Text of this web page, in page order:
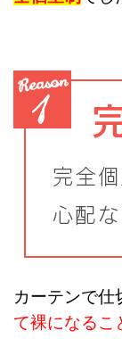
カーテンで仕
て裸になるこ